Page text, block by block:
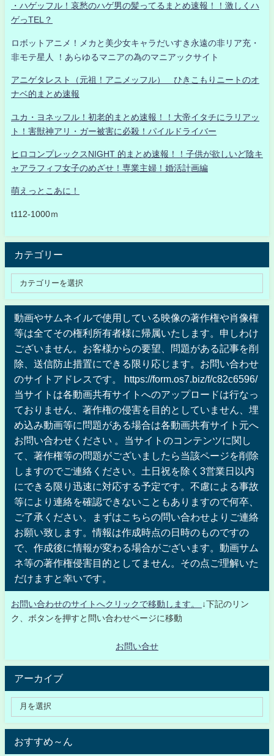
・ハゲッフル！哀愁のハゲ男の髪ってるまとめ速報！！激しくハ
ゲっTEL？
ロボットアニメ！メカと美少女キャラだいすき永遠の非リア充・
非モテ星人 ！あらゆるマニアの為のマニアックサイト
アニゲタレスト（元祖！アニメッフル） ひきこもりニートのオ
ナベ的まとめ速報
ユカ・ヨネッフル！初老的まとめ速報！！大帝イタチにラリアッ
ト！害獣神アリ・ガー被害に必殺！パイルドライバー
ヒロコンプレックスNIGHT 的まとめ速報！！子供が欲しいど陰キ
ャアラフィフ女子のめざせ！専業主婦！婚活計画編
萌えっとこあに！
t112-1000ｍ
カテゴリー
動画やサムネイルで使用している映像の著作権や肖像権
等は全てその権利所有者様に帰属いたします。申しわけ
ございません。お客様からの要望、問題がある記事を削
除、送信防止措置にできる限り応じます。お問い合わせ
のサイトアドレスです。 https://form.os7.biz/f/c82c6596/
当サイトは各動画共有サイトへのアップロードは行なっ
ておりません、著作権の侵害を目的としていません、埋
め込み動画等に問題がある場合は各動画共有サイト元へ
お問い合わせください 。当サイトのコンテンツに関し
て、著作権等の問題がございましたら当該ページを削除
しますのでご連絡ください。土日祝を除く3営業日以内
にできる限り迅速に対応する予定です。不慮による事故
等により連絡を確認できないこともありますので何卒、
ご了承ください。まずはこちらの問い合わせよりご連絡
お願い致します。情報は作成時点の日時のものですの
で、作成後に情報が変わる場合がございます。動画サム
ネ等の著作権侵害目的としてません。その点ご理解いた
だけますと幸いです。
お問い合わせのサイトへクリックで移動します。
↓下記のリン
ク、ボタンを押すと問い合わせページに移動
お問い合せ
アーカイブ
おすすめ～ん